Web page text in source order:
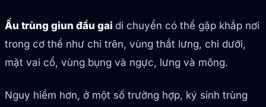
Ấu trùng giun đầu gai di chuyển có thể gặp khắp nơi
trong cơ thể như chi trên, vùng thắt lưng, chi dưới,
mặt vai cổ, vùng bụng và ngực, lưng và mông.
Nguy hiểm hơn, ở một số trường hợp, ký sinh trùng